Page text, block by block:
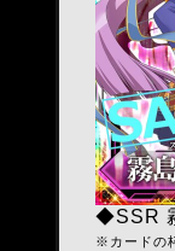
◆SSR
※カードの